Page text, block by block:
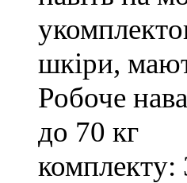
шкіри,
Робоче
до 70 кг
комплекту: